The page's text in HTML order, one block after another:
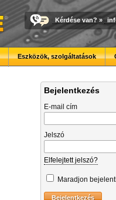
Kérdése van? »
Eszközök, szolgáltatások
Bejelentkezés
E-mail cím
Jelszó
Elfelejtett jelszó?
Maradjon